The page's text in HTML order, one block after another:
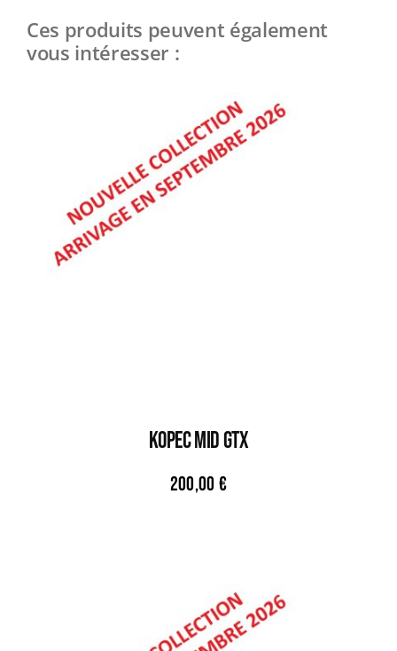
Ces produits peuvent également
vous intéresser :
KOPEC MID GTX
200,00 €